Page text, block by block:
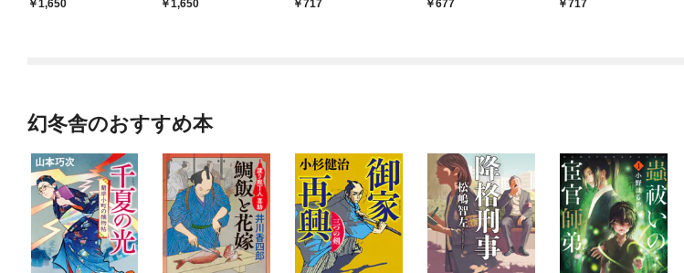
1,650 1,650 717 677 717
幻冬舎のおすすめ本